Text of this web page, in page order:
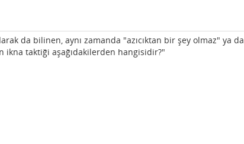
da bilinen, aynı zamanda "azıcıktan bir şey olmaz" ya da
ikna taktiği aşağıdakilerden hangisidir?"